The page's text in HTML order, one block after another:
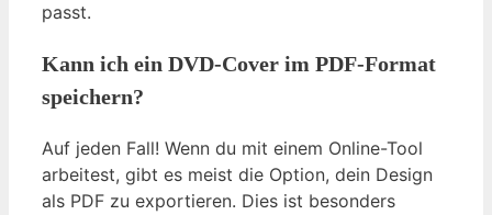
passt.
Kann ich ein DVD-Cover im PDF-Format
speichern?
Auf jeden Fall! Wenn du mit einem Online-Tool
arbeitest, gibt es meist die Option, dein Design
als PDF zu exportieren. Dies ist besonders